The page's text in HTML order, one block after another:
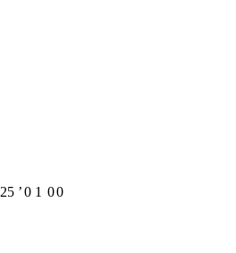
25 ʼ0 1 00